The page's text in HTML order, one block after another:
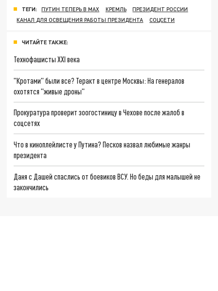
ТЕГИ: ПУТИН ТЕПЕРЬ В MAX КРЕМЛЬ
ПРЕЗИДЕНТ РОССИИ
КАНАЛ ДЛЯ ОСВЕЩЕНИЯ РАБОТЫ ПРЕЗИДЕНТА
СОЦСЕТИ
ЧИТАЙТЕ ТАКЖЕ:
Технофашисты XXI века
"Кротами" были все? Теракт в центре Москвы: На генералов
охотятся "живые дроны"
Прокуратура проверит зоогостиницу в Чехове после жалоб в
соцсетях
Что в киноплейлисте у Путина? Песков назвал любимые жанры
президента
Даня с Дашей спаслись от боевиков ВСУ. Но беды для малышей не
закончились